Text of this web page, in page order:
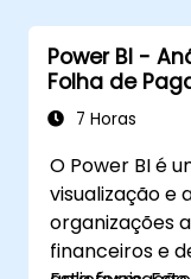
Power BI -
Folha de
7 Horas
O Power BI é
visualização e
organizações
financeiros e